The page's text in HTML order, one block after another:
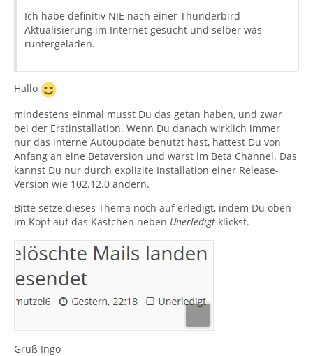
Ich habe definitiv NIE nach einer Thunderbird-
Aktualisierung im Internet gesucht und selber was
runtergeladen.
Hallo
mindestens einmal musst Du das getan haben, und zwar
bei der Erstinstallation. Wenn Du danach wirklich immer
nur das interne Autoupdate benutzt hast, hattest Du von
Anfang an eine Betaversion und warst im Beta Channel. Das
kannst Du nur durch explizite Installation einer Release-
Version wie 102.12.0 ändern.
Bitte setze dieses Thema noch auf erledigt, indem Du oben
im Kopf auf das Kästchen neben Unerledigt klickst.
Gruß Ingo